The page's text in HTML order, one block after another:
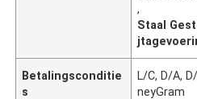
,
Staal
Betalingsconditie
s
L/C, D/A,
neyGram